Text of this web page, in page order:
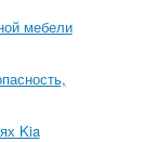
мебели
Kia